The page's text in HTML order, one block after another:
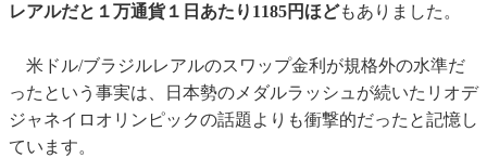
レアルだと１万通貨１日あたり1185円ほどもありました。
米ドル/ブラジルレアルのスワップ金利が規格外の水準だ
ったという事実は、日本勢のメダルラッシュが続いたリオデ
ジャネイロオリンピックの話題よりも衝撃的だったと記憶し
ています。